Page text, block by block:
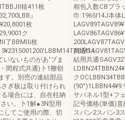
核411枚
』
枚
ク
了BBMlli枚
いないものがあ'ブま
間程式共通)卜1鞭朝
す。別売の連結部品
ぎ板は取り付けられ
場合には、自在柱納
い。卜1解●3N型用
してご使用の際、切
相包入数CBブ
巾:1965l14J本体
共通
結用共通
ク
サパネル1型+フ
記号価格(単価)
スパン2スパン3